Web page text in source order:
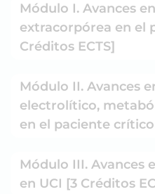
Módulo I. Avances
extracorpórea en el
Créditos ECTS]
Módulo II. Avances
electrolítico,
en el paciente crítico
Módulo III. Avances
en UCI [3 Créditos